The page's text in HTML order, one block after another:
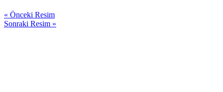
« Önceki Resim
Sonraki Resim »